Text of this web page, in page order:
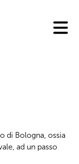
di Bologna, ossia
ad un passo